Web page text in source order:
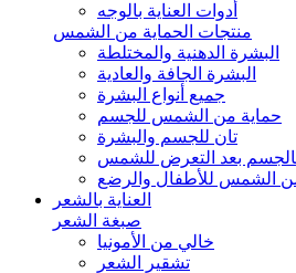
أدوات العناية بالوجه
منتجات الحماية من الشمس
البشرة الدهنية والمختلطة
البشرة الجافة والعادية
جميع أنواع البشرة
حماية من الشمس للجسم
تان للجسم والبشرة
بالجسم بعد التعرض للشمس
الشمس للأطفال والرضع
العناية بالشعر
صبغة الشعر
خالي من الأمونيا
تشقير الشعر